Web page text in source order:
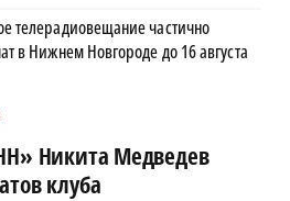
телерадиовещание частично
в Нижнем Новгороде до 16 августа
Никита Медведев
клуба